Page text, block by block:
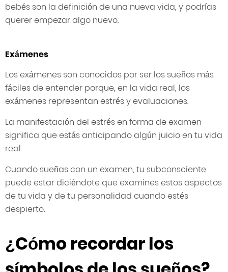
bebés son la definición de una nueva vida, y podrías
querer empezar algo nuevo.
Exámenes
Los exámenes son conocidos por ser los sueños más
fáciles de entender porque, en la vida real, los
exámenes representan estrés y evaluaciones.
La manifestación del estrés en forma de examen
significa que estás anticipando algún juicio en tu vida
real.
Cuando sueñas con un examen, tu subconsciente
puede estar diciéndote que examines estos aspectos
de tu vida y de tu personalidad cuando estés
despierto.
¿Cómo recordar los